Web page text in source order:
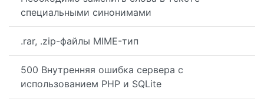
специальными синонимами
.rar, .zip-файлы MIME-тип
500 Внутренняя ошибка сервера с
использованием PHP и SQLite